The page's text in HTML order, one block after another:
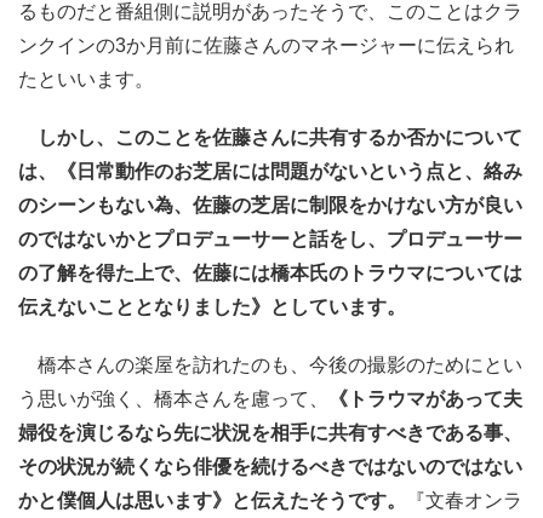
るものだと番組側に説明があったそうで、このことはクラ
ンクインの3か月前に佐藤さんのマネージャーに伝えられ
たといいます。
しかし、このことを佐藤さんに共有するか否かについて
は、《日常動作のお芝居には問題がないという点と、絡み
のシーンもない為、佐藤の芝居に制限をかけない方が良い
のではないかとプロデューサーと話をし、プロデューサー
の了解を得た上で、佐藤には橋本氏のトラウマについては
伝えないこととなりました》としています。
橋本さんの楽屋を訪れたのも、今後の撮影のためにとい
う思いが強く、橋本さんを慮って、
《トラウマがあって夫
婦役を演じるなら先に状況を相手に共有すべきである事、
その状況が続くなら俳優を続けるべきではないのではない
かと僕個人は思います》と伝えたそうです。
『文春オンラ